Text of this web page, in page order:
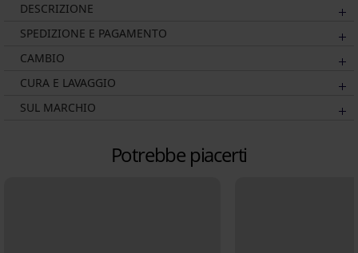
DESCRIZIONE
SPEDIZIONE E PAGAMENTO
CAMBIO
CURA E LAVAGGIO
SUL MARCHIO
Potrebbe piacerti